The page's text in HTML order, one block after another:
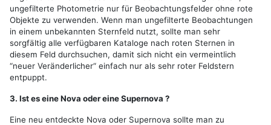
ungefilterte Photometrie nur für Beobachtungsfelder ohne rote
Objekte zu verwenden. Wenn man ungefilterte Beobachtungen
in einem unbekannten Sternfeld nutzt, sollte man sehr
sorgfältig alle verfügbaren Kataloge nach roten Sternen in
diesem Feld durchsuchen, damit sich nicht ein vermeintlich
“neuer Veränderlicher“ einfach nur als sehr roter Feldstern
entpuppt.
3. Ist es eine Nova oder eine Supernova ?
Eine neu entdeckte Nova oder Supernova sollte man zu